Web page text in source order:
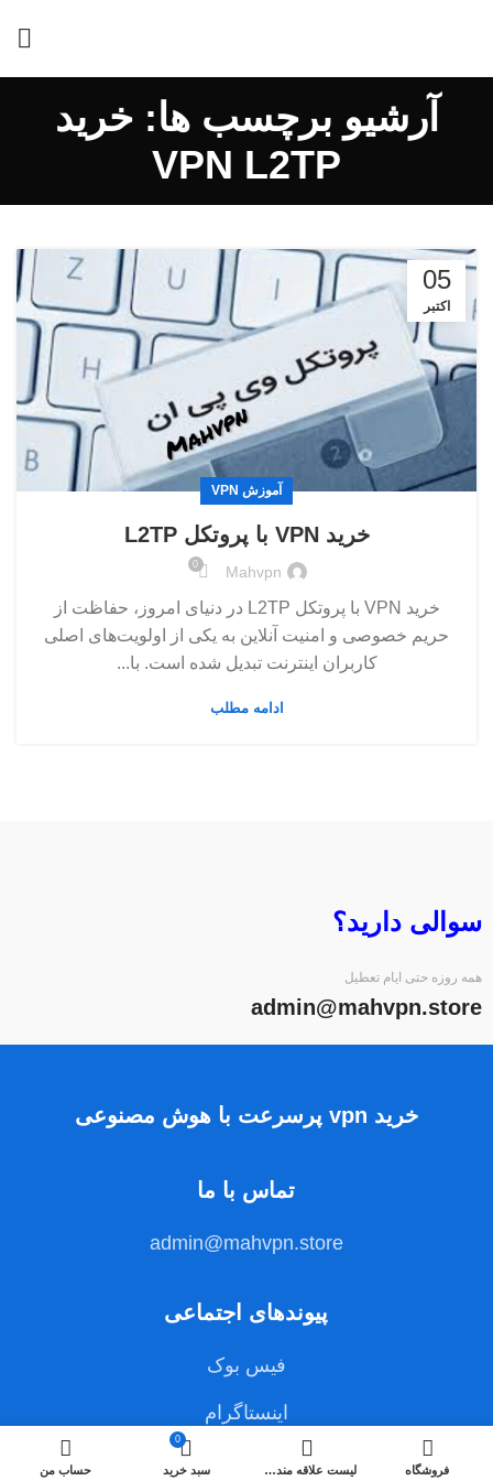
آرشیو برچسب ها: خرید
VPN L2TP
05
اکتبر
آموزش VPN
خرید VPN با پروتکل L2TP
Mahvpn
0
خرید VPN با پروتکل L2TP در دنیای امروز، حفاظت از
حریم خصوصی و امنیت آنلاین به یکی از اولویت‌های اصلی
کاربران اینترنت تبدیل شده است. با...
ادامه مطلب
سوالی دارید؟
همه روزه حتی ایام تعطیل
admin@mahvpn.store
خرید vpn پرسرعت با هوش مصنوعی
تماس با ما
admin@mahvpn.store
پیوندهای اجتماعی
فیس بوک
اینستاگرام
فروشگاه لیست علاقه مندی ها
0
سبد خرید حساب من